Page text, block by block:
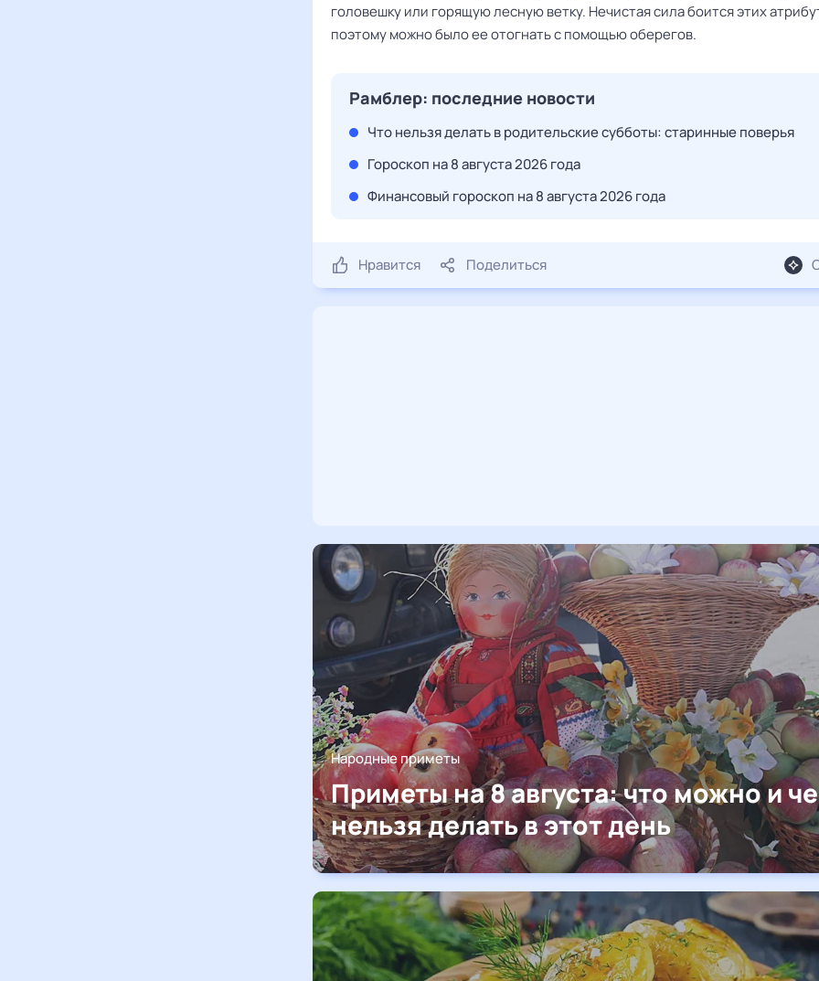
головешку или горящую лесную ветку. Нечистая сила боится этих
поэтому можно было ее отогнать с помощью оберегов.
Рамблер: последние новости
Что нельзя делать в родительские субботы: старинные поверья
Гороскоп на 8 августа 2026 года
Финансовый гороскоп на 8 августа 2026 года
Нравится Поделиться
Народные приметы
Приметы на 8 августа: что можно и
нельзя делать в этот день